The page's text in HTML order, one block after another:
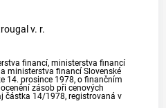
v. r.
financí, ministerstva financí
ministerstva financí Slovenské
14. prosince 1978, o finančním
zásob při cenových
částka 14/1978, registrovaná v